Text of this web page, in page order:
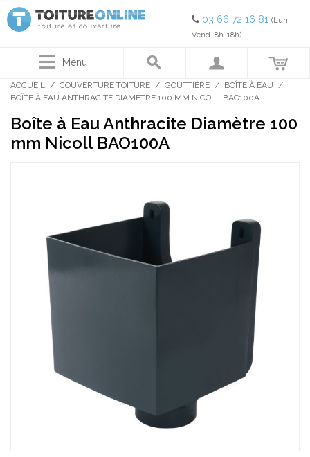
03 66 72 16 81 (Lun.
Vend. 8h-18h)
Menu
ACCUEIL / COUVERTURE TOITURE / GOUTTIÈRE / BOÎTE À EAU /
BOÎTE À EAU ANTHRACITE DIAMÈTRE 100 MM NICOLL BAO100A
Boîte à Eau Anthracite Diamètre 100
mm Nicoll BAO100A